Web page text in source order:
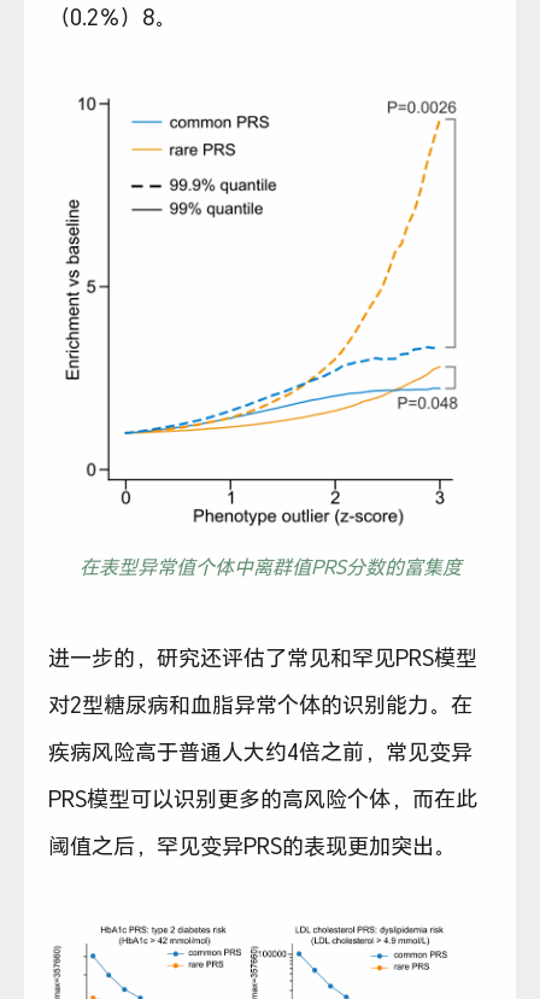
（0.2％）8。
在表型异常值个体中离群值PRS分数的富集度
进一步的，研究还评估了常见和罕见PRS模型
对2型糖尿病和血脂异常个体的识别能力。在
疾病风险高于普通人大约4倍之前，常见变异
PRS模型可以识别更多的高风险个体，而在此
阈值之后，罕见变异PRS的表现更加突出。